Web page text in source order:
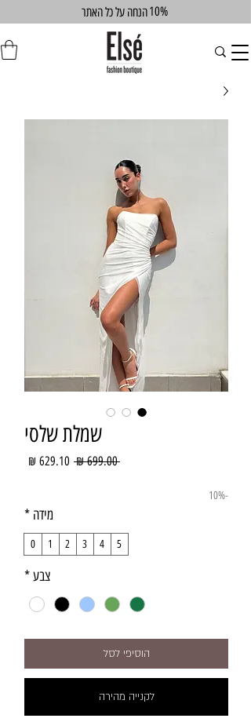
הנחה על כל האתר10%
שמלת שלסי
‏699.00 ‏₪
מחיר
-10%
מידה *
5
4
3
2
1
0
צבע*
הוסיפי לסל
לקנייה מהירה